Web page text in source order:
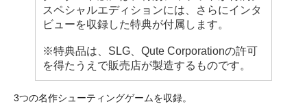
スペシャルエディションには、さらにインタ
ビューを収録した特典が付属します。
※特典品は、SLG、Qute Corporationの許可
を得たうえで販売店が製造するものです。
3つの名作シューティングゲームを収録。